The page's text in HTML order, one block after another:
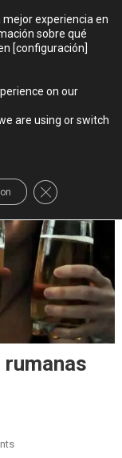
rumanas
On
experiencia en
sobre qué
[configuración]
on our
are using or switch
Close GDPR